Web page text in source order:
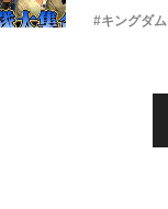
#キングダム